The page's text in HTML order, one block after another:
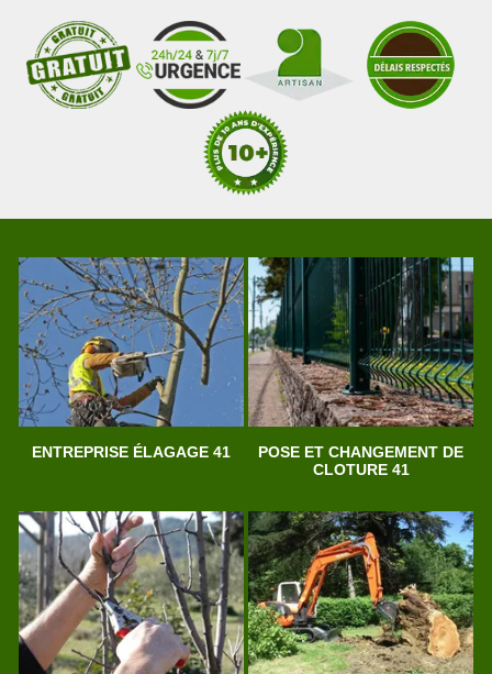
ENTREPRISE ÉLAGAGE 41
POSE ET CHANGEMENT DE
CLOTURE 41